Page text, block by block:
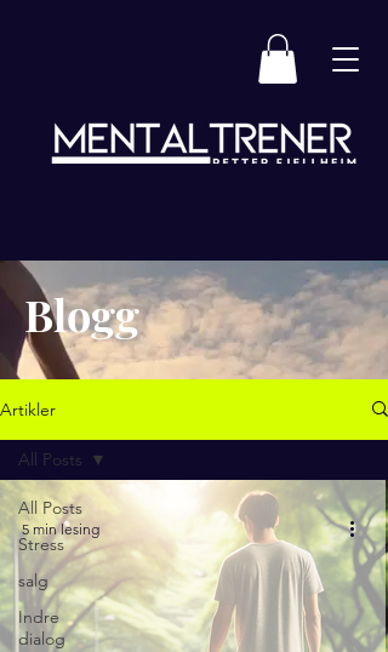
Blogg
Artikler
All Posts
Stress
salg
Indre
dialog
All Posts
5 min lesing